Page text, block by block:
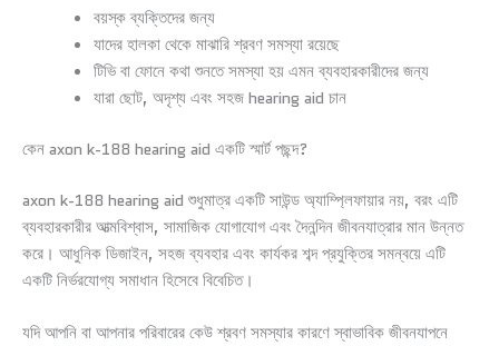
বয়স্ক ব্যক্তিদের জন্য
যাদের হালকা থেকে মাঝারি শ্রবণ সমস্যা রয়েছে
টিভি বা ফোনে কথা শুনতে সমস্যা হয় এমন ব্যবহারকারীদের জন্য
যারা ছোট, অদৃশ্য এবং সহজ hearing aid চান
কেন axon k-188 hearing aid একটি স্মার্ট পছন্দ?
axon k-188 hearing aid শুধুমাত্র একটি সাউন্ড অ্যাম্প্লিফায়ার নয়, বরং এটি
ব্যবহারকারীর আত্মবিশ্বাস, সামাজিক যোগাযোগ এবং দৈনন্দিন জীবনযাত্রার মান উন্নত
করে। আধুনিক ডিজাইন, সহজ ব্যবহার এবং কার্যকর শব্দ প্রযুক্তির সমন্বয়ে এটি
একটি নির্ভরযোগ্য সমাধান হিসেবে বিবেচিত।
যদি আপনি বা আপনার পরিবারের কেউ শ্রবণ সমস্যার কারণে স্বাভাবিক জীবনযাপনে